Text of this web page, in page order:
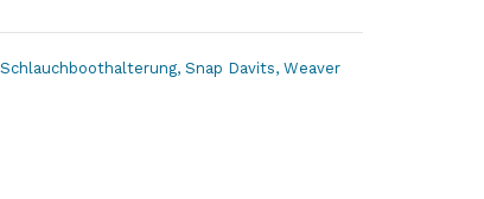
Schlauchboothalterung, Snap Davits, Weaver